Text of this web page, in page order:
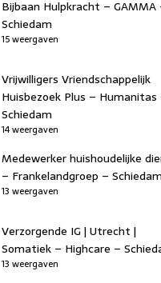
Bijbaan Hulpkracht – GAMMA
Schiedam
15 weergaven
Vrijwilligers Vriendschappelijk
Huisbezoek Plus – Humanitas
Schiedam
14 weergaven
Medewerker huishoudelijke
– Frankelandgroep – Schiedam
13 weergaven
Verzorgende IG | Utrecht |
Somatiek – Highcare –
13 weergaven